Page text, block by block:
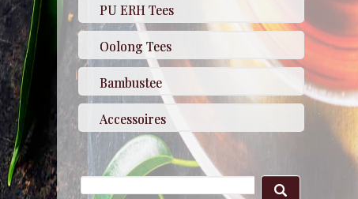
PU ERH Tees
Oolong Tees
Bambustee
Accessoires